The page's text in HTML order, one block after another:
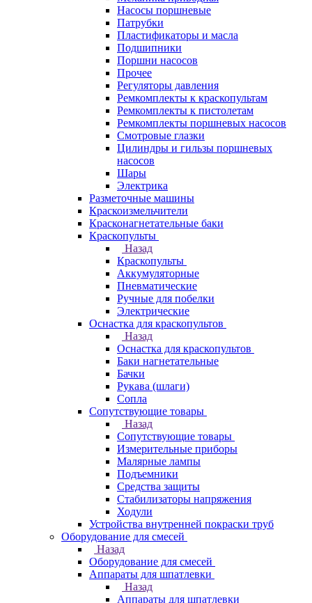
Насосы поршневые
Патрубки
Пластификаторы и масла
Подшипники
Поршни насосов
Прочее
Регуляторы давления
Ремкомплекты к краскопультам
Ремкомплекты к пистолетам
Ремкомплекты поршневых насосов
Смотровые глазки
Цилиндры и гильзы поршневых
насосов
Шары
Электрика
Разметочные машины
Краскоизмельчители
Красконагнетательные баки
Краскопульты
Назад
Краскопульты
Аккумуляторные
Пневматические
Ручные для побелки
Электрические
Оснастка для краскопультов
Назад
Оснастка для краскопультов
Баки нагнетательные
Бачки
Рукава (шлаги)
Сопла
Сопутствующие товары
Назад
Сопутствующие товары
Измерительные приборы
Малярные лампы
Подъемники
Средства защиты
Стабилизаторы напряжения
Ходули
Устройства внутренней покраски труб
Оборудование для смесей
Назад
Оборудование для смесей
Аппараты для шпатлевки
Назад
Аппараты для шпатлевки